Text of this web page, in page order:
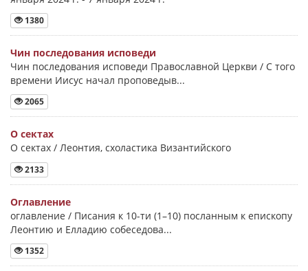
1380
Чин последования исповеди
Чин последования исповеди Православной Церкви / С того
времени Иисус начал проповедыв...
2065
О сектах
О сектах / Леонтия, схоластика Византийского
2133
Оглавление
оглавление / Писания к 10-ти (1–10) посланным к епископу
Леонтию и Елладию собеседова...
1352